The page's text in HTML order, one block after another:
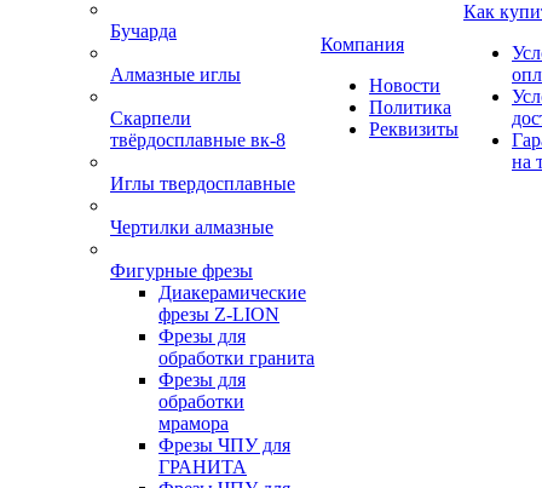
Бучарда
Алмазные иглы
Скарпели
твёрдосплавные вк-8
Иглы твердосплавные
Чертилки алмазные
Фигурные фрезы
Диакерамические
фрезы Z-LION
Фрезы для
обработки гранита
Фрезы для
обработки
мрамора
Фрезы ЧПУ для
ГРАНИТА
Компания
Новости
Политика
Реквизиты
Как
на